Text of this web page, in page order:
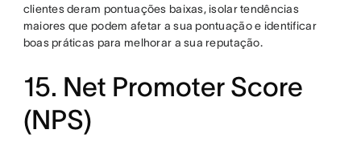
clientes deram pontuações baixas, isolar tendências
maiores que podem afetar a sua pontuação e identificar
boas práticas para melhorar a sua reputação.
15. Net Promoter Score
(NPS)